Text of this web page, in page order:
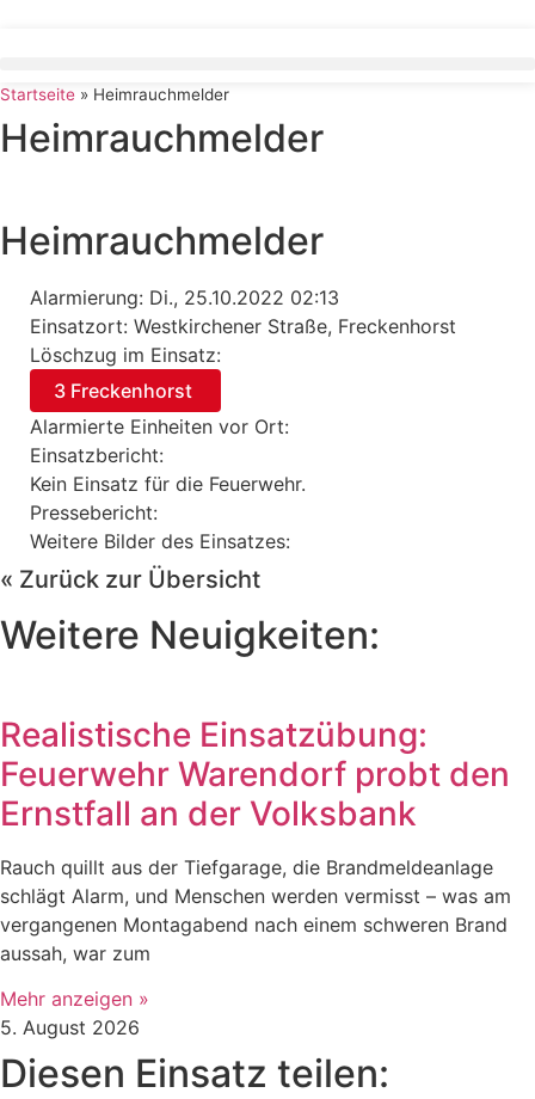
Startseite » Heimrauchmelder
Heimrauchmelder
Heimrauchmelder
Alarmierung: Di., 25.10.2022 02:13
Einsatzort: Westkirchener Straße, Freckenhorst
Löschzug im Einsatz:
3 Freckenhorst
Alarmierte Einheiten vor Ort:
Einsatzbericht:
Kein Einsatz für die Feuerwehr.
Pressebericht:
Weitere Bilder des Einsatzes:
« Zurück zur Übersicht
Weitere Neuigkeiten:
Realistische Einsatzübung:
Feuerwehr Warendorf probt den
Ernstfall an der Volksbank
Rauch quillt aus der Tiefgarage, die Brandmeldeanlage
schlägt Alarm, und Menschen werden vermisst – was am
vergangenen Montagabend nach einem schweren Brand
aussah, war zum
Mehr anzeigen »
5. August 2026
Diesen Einsatz teilen: